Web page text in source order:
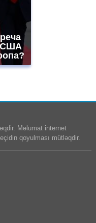
США
Məlumat internet
qoyulması mütləqdir.